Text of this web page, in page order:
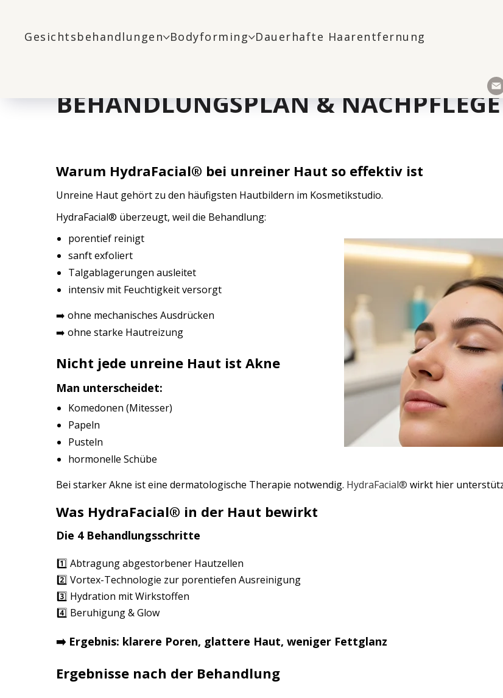
Gesichtsbehandlungen Bodyforming Dauerhafte Haarentfernung
HYDRAFACIAL®️ BEI UNREINER
BEHANDLUNGSPLAN & NACHPFLEGE
Unreine Haut gehört zu den häufigsten Hautbildern im Kosmetikstudio.
HydraFacial®️ überzeugt, weil die Behandlung:
porentief reinigt
sanft exfoliert
Talgablagerungen ausleitet
intensiv mit Feuchtigkeit versorgt
➡️ ohne mechanisches Ausdrücken
➡️ ohne starke Hautreizung
Komedonen (Mitesser)
Papeln
Pusteln
hormonelle Schübe
Bei starker Akne ist eine dermatologische Therapie notwendig. HydraFacial®️ wirkt hier
1️⃣ Abtragung abgestorbener Hautzellen
2️⃣ Vortex-Technologie zur porentiefen Ausreinigung
3️⃣ Hydration mit Wirkstoffen
4️⃣ Beruhigung & Glow
Was HydraFacial®️ in der Haut bewirkt
Ergebnisse nach der Behandlung
Warum HydraFacial®️ bei unreiner Haut so effektiv ist
Nicht jede unreine Haut ist Akne
Man unterscheidet:
Die 4 Behandlungsschritte
➡️ Ergebnis: klarere Poren, glattere Haut, weniger Fettglanz